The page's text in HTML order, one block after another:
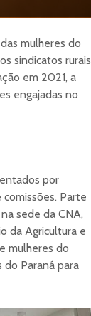
mulheres do
sindicatos rurais
em 2021, a
engajadas no
por
Parte
sede da CNA,
da Agricultura e
mulheres do
Paraná para